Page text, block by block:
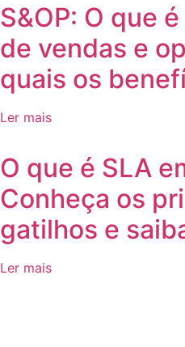
S&OP: O que
de vendas e
quais os
Ler mais
O que é SLA
Conheça os
gatilhos e
Ler mais